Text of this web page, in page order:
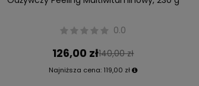
0.0
126,00 zł140,00 zł
Najniższa cena: 119,00 zł